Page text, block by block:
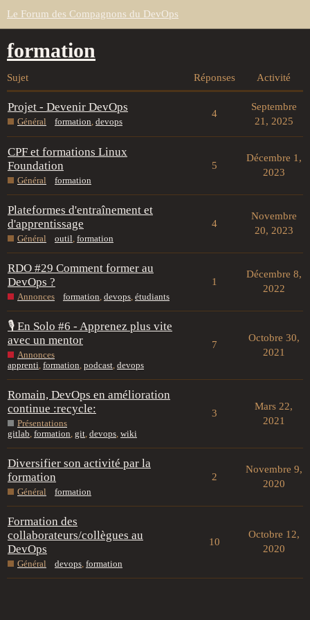
Le Forum des Compagnons du DevOps
formation
Sujet Réponses Activité
Projet - Devenir DevOps
Général formation, devops
4
Septembre
21, 2025
CPF et formations Linux
Foundation
Général formation
5
Décembre 1,
2023
Plateformes d'entraînement et
d'apprentissage
Général outil, formation
4
Novembre
20, 2023
RDO #29 Comment former au
DevOps ?
Annonces formation, devops, étudiants
1
Décembre 8,
2022
🎙 En Solo #6 - Apprenez plus vite
avec un mentor
Annonces
apprenti, formation, podcast, devops
7
Octobre 30,
2021
Romain, DevOps en amélioration
continue :recycle:
Présentations
gitlab, formation, git, devops, wiki
3
Mars 22,
2021
Diversifier son activité par la
formation
Général formation
2
Novembre 9,
2020
Formation des
collaborateurs/collègues au
DevOps
Général devops, formation
10
Octobre 12,
2020